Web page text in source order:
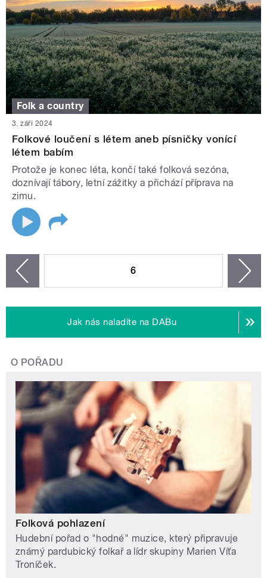
Folk a country
3. září 2024
Folkové loučení s létem aneb písničky vonící
létem babím
Protože je konec léta, končí také folková sezóna,
doznívají tábory, letní zážitky a přichází příprava na
zimu.
6
Jak nás naladíte na DABu
O POŘADU
Folková pohlazení
Hudební pořad o "hodné" muzice, který připravuje
známý pardubický folkař a lídr skupiny Marien Víťa
Troníček.